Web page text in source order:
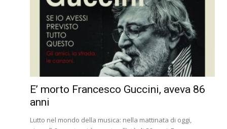
E’ morto Francesco Guccini, aveva 86
anni
Lutto nel mondo della musica: nella mattinata di oggi,